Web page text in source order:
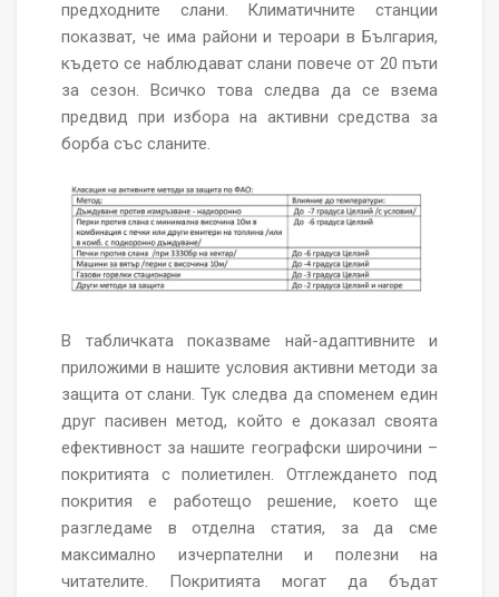
предходните слани. Климатичните станции
показват, че има райони и тероари в България,
където се наблюдават слани повече от 20 пъти
за сезон. Всичко това следва да се взема
предвид при избора на активни средства за
борба със сланите.
В табличката показваме най-адаптивните и
приложими в нашите условия активни методи за
защита от слани. Тук следва да споменем един
друг пасивен метод, който е доказал своята
ефективност за нашите географски широчини –
покритията с полиетилен. Отглеждането под
покрития е работещо решение, което ще
разгледаме в отделна статия, за да сме
максимално изчерпателни и полезни на
читателите. Покритията могат да бъдат